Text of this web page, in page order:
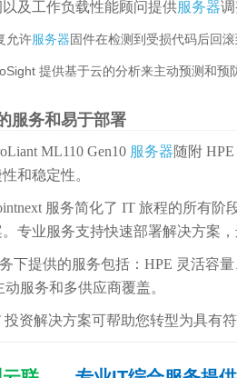
及工作负载性能顾问提供服务器
允许服务器固件在检测到受损代码后回
提供基于云的分析来主动预测和预
服务和易于部署
ML110 Gen10 服务器随附
和稳定性。
服务简化了 IT 旅程的所有
专业服务支持快速部署解决方案，
下提供的服务包括：HPE 灵活容
动服务和多供应商覆盖。
投资解决方案可帮助您转型为具有